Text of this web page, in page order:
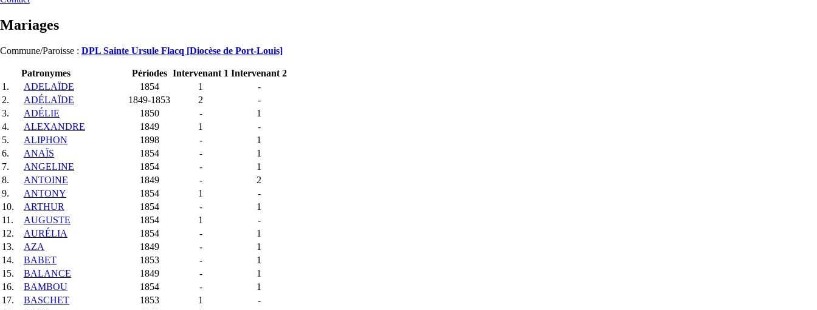
Mariages
Commune/Paroisse : DPL Sainte Ursule Flacq [Diocèse de Port-Louis]
Patronymes Périodes Intervenant 1 Intervenant 2
1.
ADELAÏDE 1854 1
-
2.
ADÉLAÏDE 1849-1853 2
-
3.
ADÉLIE 1850 -
1
4.
ALEXANDRE 1849 1
-
5.
ALIPHON 1898 -
1
6.
ANAÏS 1854 -
1
7.
ANGELINE 1854 -
1
8.
ANTOINE 1849 -
2
9.
ANTONY 1854 1
-
10.
ARTHUR 1854 -
1
11.
AUGUSTE 1854 1
-
12.
AURÉLIA 1854 -
1
13.
AZA 1849 -
1
14.
BABET 1853 -
1
15.
BALANCE 1849 -
1
16.
BAMBOU 1854 -
1
17.
BASCHET 1853 1
-